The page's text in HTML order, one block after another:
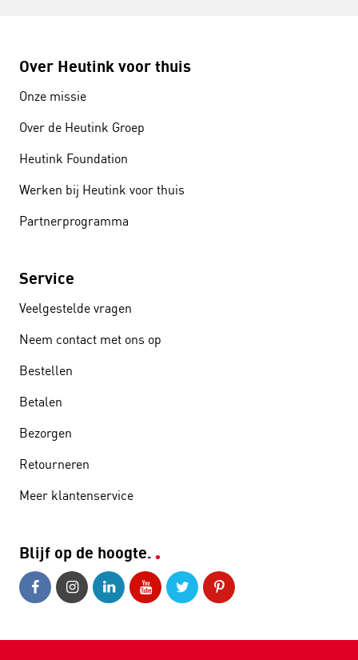
Over Heutink voor thuis
Onze missie
Over de Heutink Groep
Heutink Foundation
Werken bij Heutink voor thuis
Partnerprogramma
Service
Veelgestelde vragen
Neem contact met ons op
Bestellen
Betalen
Bezorgen
Retourneren
Meer klantenservice
Blijf op de hoogte.